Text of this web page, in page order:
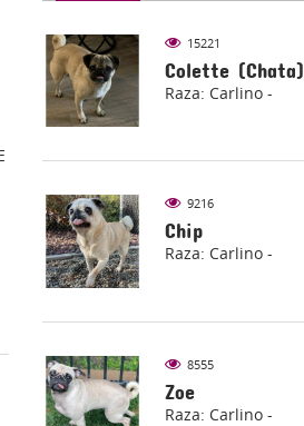
15221
Colette (Chata)
Raza: Carlino -
9216
Chip
Raza: Carlino -
8555
Zoe
Raza: Carlino -